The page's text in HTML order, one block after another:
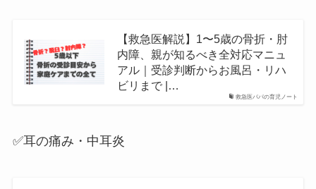
救急医パパの育児ノート
【救急医解説】1〜5歳の骨折・肘
内障、親が知るべき全対応マニュ
アル｜受診判断からお風呂・リハ
ビリまで |…
✅耳の痛み・中耳炎